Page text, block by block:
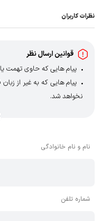
نظرات کاربران
قوانین ارسال نظر
پیام هایی که حاوی تهمت
پیام هایی که به غیر از
نخواهد شد.
با توجه به آن که امکان
وجود دارد، معمولا نظراتی
نام و نام خانوادگی
شماره تلفن